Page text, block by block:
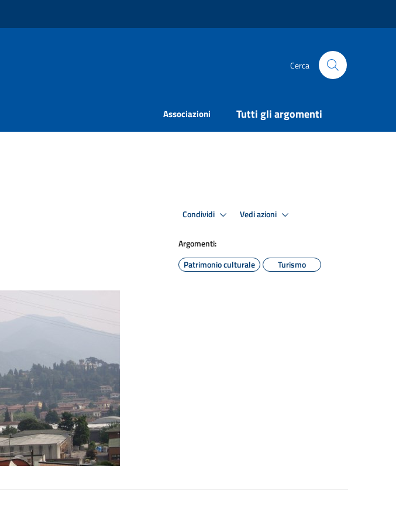
Cerca
Associazioni Tutti gli argomenti
Condividi Vedi azioni
Argomenti:
Patrimonio culturale
Turismo